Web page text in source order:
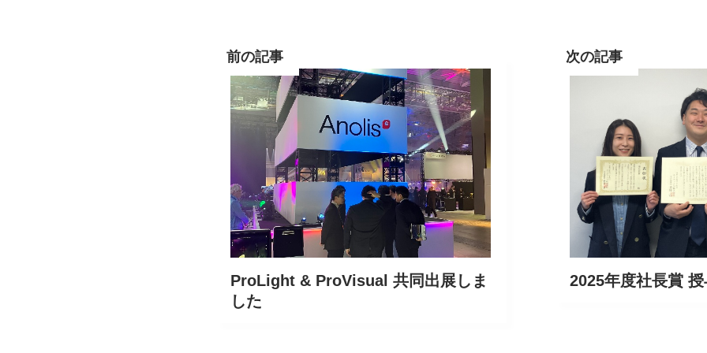
前の記事
ProLight & ProVisual 共同出展しま
した
次の記事
2025年度社長賞